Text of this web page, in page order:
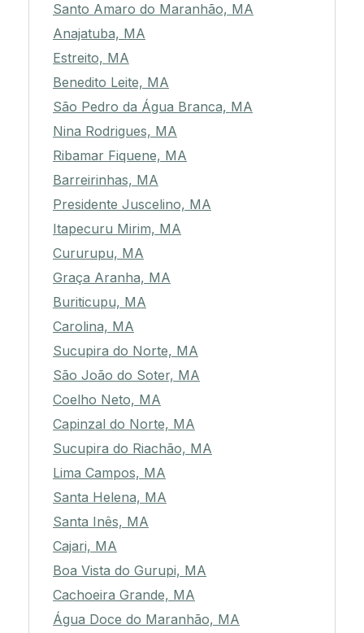
Santo Amaro do Maranhão, MA
Anajatuba, MA
Estreito, MA
Benedito Leite, MA
São Pedro da Água Branca, MA
Nina Rodrigues, MA
Ribamar Fiquene, MA
Barreirinhas, MA
Presidente Juscelino, MA
Itapecuru Mirim, MA
Cururupu, MA
Graça Aranha, MA
Buriticupu, MA
Carolina, MA
Sucupira do Norte, MA
São João do Soter, MA
Coelho Neto, MA
Capinzal do Norte, MA
Sucupira do Riachão, MA
Lima Campos, MA
Santa Helena, MA
Santa Inês, MA
Cajari, MA
Boa Vista do Gurupi, MA
Cachoeira Grande, MA
Água Doce do Maranhão, MA